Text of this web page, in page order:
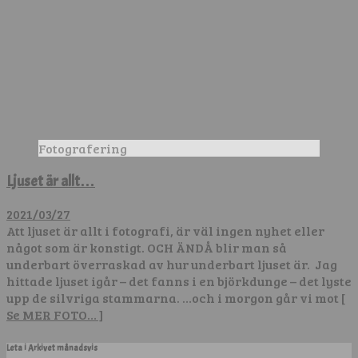
Fotografering
Ljuset är allt…
2021/03/27
Att ljuset är allt i fotografi, är väl ingen nyhet eller
något som är konstigt. OCH ÄNDÅ blir man så
underbart överraskad av hur underbart ljuset är. Jag
hittade ljuset igår – det fanns i en björkdunge – det lyste
upp de silvriga stammarna. …och i morgon går vi mot [
Se MER FOTO… ]
Leta i Arkivet månadsvis